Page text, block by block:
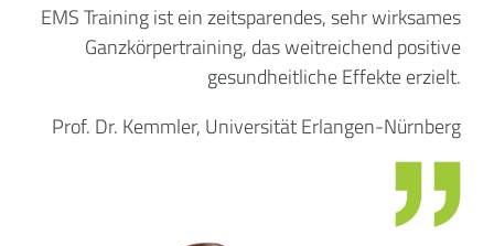
EMS Training ist ein zeitsparendes, sehr wirksames
Ganzkörpertraining, das weitreichend positive
gesundheitliche Effekte erzielt.
Prof. Dr. Kemmler, Universität Erlangen-Nürnberg